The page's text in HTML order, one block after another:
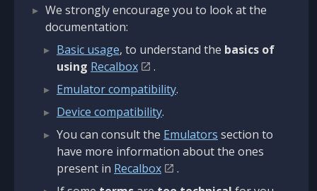
We strongly encourage you to look at the
documentation:
Basic usage, to understand the basics of
using Recalbox
.
Emulator compatibility.
Device compatibility.
You can consult the Emulators section to
have more information about the ones
present in Recalbox
.